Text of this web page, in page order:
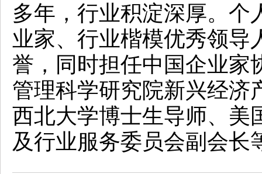
多年，行业积淀深厚。个
业家、行业楷模优秀领导
誉，同时担任中国企业家
管理科学研究院新兴经济
西北大学博士生导师、美
及行业服务委员会副会长